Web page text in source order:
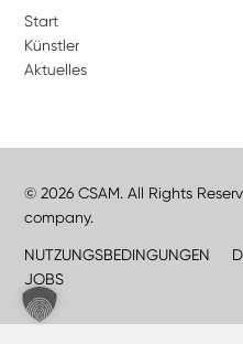
Start
Künstler
Aktuelles
© 2026 CSAM. All Rights
company.
NUTZUNGSBEDINGUNGEN
JOBS